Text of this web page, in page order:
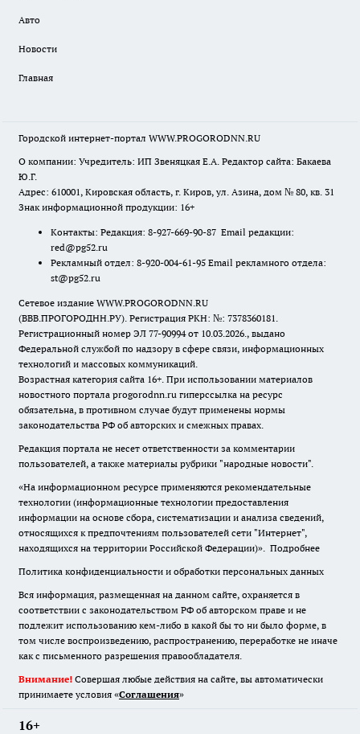
Авто
Новости
Главная
Городской интернет-портал WWW.PROGORODNN.RU
О компании: Учредитель: ИП Звеняцкая Е.А. Редактор сайта: Бакаева
Ю.Г.
Адрес: 610001, Кировская область, г. Киров, ул. Азина, дом № 80, кв. 31
Знак информационной продукции: 16+
Контакты: Редакция: 8-927-669-90-87 Email редакции:
red@pg52.ru
Рекламный отдел: 8-920-004-61-95 Email рекламного отдела:
st@pg52.ru
Сетевое издание WWW.PROGORODNN.RU
(ВВВ.ПРОГОРОДНН.РУ). Регистрация РКН: №: 7378360181.
Регистрационный номер ЭЛ 77-90994 от 10.03.2026., выдано
Федеральной службой по надзору в сфере связи, информационных
технологий и массовых коммуникаций.
Возрастная категория сайта 16+. При использовании материалов
новостного портала progorodnn.ru гиперссылка на ресурс
обязательна, в противном случае будут применены нормы
законодательства РФ об авторских и смежных правах.
Редакция портала не несет ответственности за комментарии
пользователей, а также материалы рубрики "народные новости".
«На информационном ресурсе применяются рекомендательные
технологии (информационные технологии предоставления
информации на основе сбора, систематизации и анализа сведений,
относящихся к предпочтениям пользователей сети "Интернет",
находящихся на территории Российской Федерации)». Подробнее
Политика конфиденциальности и обработки персональных данных
Вся информация, размещенная на данном сайте, охраняется в
соответствии с законодательством РФ об авторском праве и не
подлежит использованию кем-либо в какой бы то ни было форме, в
том числе воспроизведению, распространению, переработке не иначе
как с письменного разрешения правообладателя.
Внимание! Совершая любые действия на сайте, вы автоматически
принимаете условия «Cоглашения»
16+